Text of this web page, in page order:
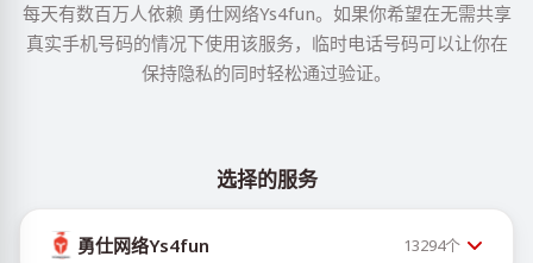
每天有数百万人依赖 勇仕网络Ys4fun。如果你希望在无需共享
真实手机号码的情况下使用该服务，临时电话号码可以让你在
保持隐私的同时轻松通过验证。
选择的服务
勇仕网络Ys4fun 13294个